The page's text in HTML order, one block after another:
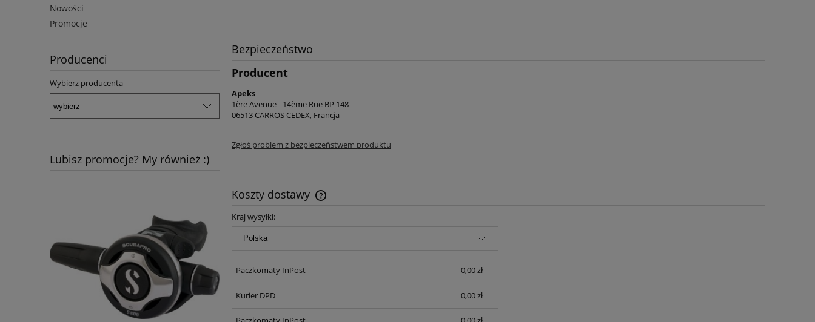
Nowości
Promocje
Producenci
Wybierz producenta
Lubisz promocje? My również :)
Bezpieczeństwo
Producent
Apeks
1ère Avenue - 14ème Rue BP 148
06513 CARROS CEDEX, Francja
Zgłoś problem z bezpieczeństwem produktu
Koszty dostawy
Kraj wysyłki:
Paczkomaty InPost 0,00 zł
Kurier DPD 0,00 zł